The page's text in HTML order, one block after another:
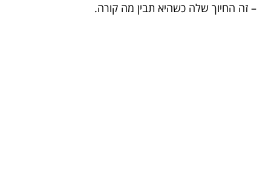
– זה החיוך שלה כשהיא תבין מה קורה.